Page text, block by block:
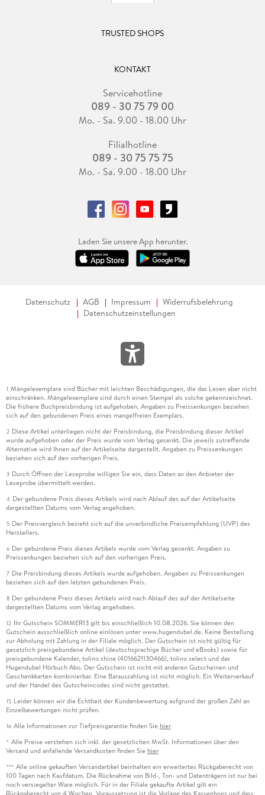
TRUSTED SHOPS
KONTAKT
Servicehotline
089 - 30 75 79 00
Mo. - Sa. 9.00 - 18.00 Uhr
Filialhotline
089 - 30 75 75 75
Mo. - Sa. 9.00 - 18.00 Uhr
Laden Sie unsere App herunter.
Datenschutz AGB Impressum
Widerrufsbelehrung
Datenschutzeinstellungen
1 Mängelexemplare sind Bücher mit leichten Beschädigungen, die das Lesen aber nicht
einschränken. Mängelexemplare sind durch einen Stempel als solche gekennzeichnet.
Die frühere Buchpreisbindung ist aufgehoben. Angaben zu Preissenkungen beziehen
sich auf den gebundenen Preis eines mangelfreien Exemplars.
2 Diese Artikel unterliegen nicht der Preisbindung, die Preisbindung dieser Artikel
wurde aufgehoben oder der Preis wurde vom Verlag gesenkt. Die jeweils zutreffende
Alternative wird Ihnen auf der Artikelseite dargestellt. Angaben zu Preissenkungen
beziehen sich auf den vorherigen Preis.
3 Durch Öffnen der Leseprobe willigen Sie ein, dass Daten an den Anbieter der
Leseprobe übermittelt werden.
4 Der gebundene Preis dieses Artikels wird nach Ablauf des auf der Artikelseite
dargestellten Datums vom Verlag angehoben.
5 Der Preisvergleich bezieht sich auf die unverbindliche Preisempfehlung (UVP) des
Herstellers.
6 Der gebundene Preis dieses Artikels wurde vom Verlag gesenkt. Angaben zu
Preissenkungen beziehen sich auf den vorherigen Preis.
7 Die Preisbindung dieses Artikels wurde aufgehoben. Angaben zu Preissenkungen
beziehen sich auf den letzten gebundenen Preis.
8 Der gebundene Preis dieses Artikels wird nach Ablauf des auf der Artikelseite
dargestellten Datums vom Verlag angehoben.
12 Ihr Gutschein SOMMER13 gilt bis einschließlich 10.08.2026. Sie können den
Gutschein ausschließlich online einlösen unter www.hugendubel.de. Keine Bestellung
zur Abholung mit Zahlung in der Filiale möglich. Der Gutschein ist nicht gültig für
gesetzlich preisgebundene Artikel (deutschsprachige Bücher und eBooks) sowie für
preisgebundene Kalender, tolino shine (4016621130466), tolino select und das
Hugendubel Hörbuch Abo. Der Gutschein ist nicht mit anderen Gutscheinen und
Geschenkkarten kombinierbar. Eine Barauszahlung ist nicht möglich. Ein Weiterverkauf
und der Handel des Gutscheincodes sind nicht gestattet.
15 Leider können wir die Echtheit der Kundenbewertung aufgrund der großen Zahl an
Einzelbewertungen nicht prüfen.
16 Alle Informationen zur Tiefpreisgarantie finden Sie hier
* Alle Preise verstehen sich inkl. der gesetzlichen MwSt. Informationen über den
Versand und anfallende Versandkosten finden Sie hier
*** Alle online gekauften Versandartikel beinhalten ein erweitertes Rückgaberecht von
100 Tagen nach Kaufdatum. Die Rücknahme von Bild-, Ton- und Datenträgern ist nur bei
noch versiegelter Ware möglich. Für in der Filiale gekaufte Artikel gilt ein